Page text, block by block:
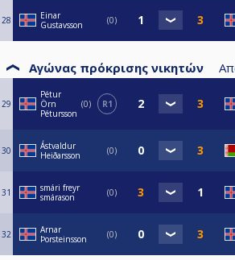
28
Einar
Gustavsson
0
Αγώνας πρόκρισης νικητών
29
Pétur
Örn
Pétursson
0 R1
30
Ástvaldur
Heiðarsson
0
31
smári freyr
smárason
0
32
Arnar
Þorsteinsson
0